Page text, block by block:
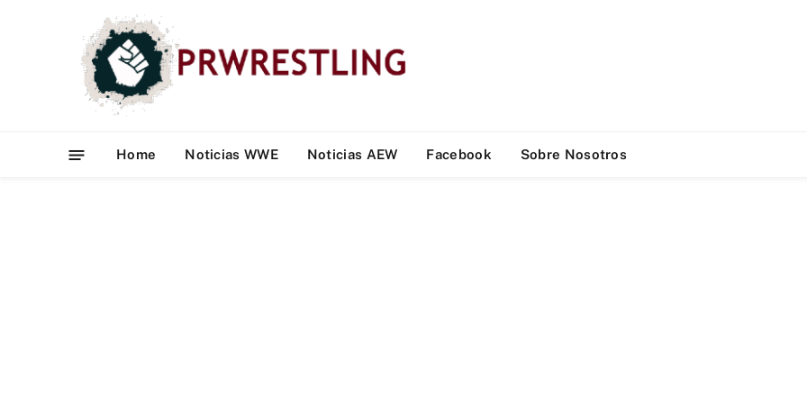
Home Noticias WWE Noticias AEW Facebook Sobre Nosotros